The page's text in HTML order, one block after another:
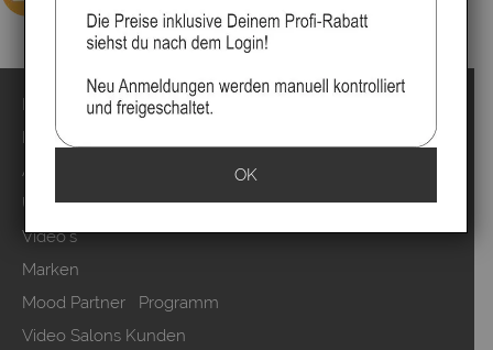
Impressum
Kontakt
Anmelden
Über uns
Video`s
Marken
Mood Partner Programm
Video Salons Kunden
OK